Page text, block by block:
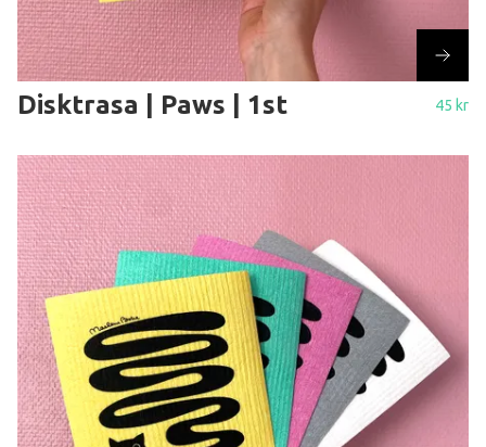
Disktrasa | Paws | 1st 45 kr